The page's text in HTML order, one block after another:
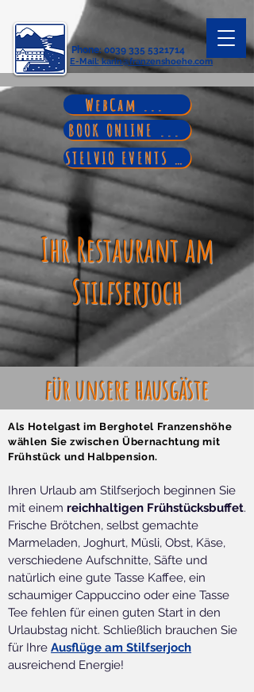
Phone:0039 335 5321714
E-Mail: karin@franzenshoehe.com
WebCam ...
BOOK ONLINE ...
STELVIO EVENTS ...
Ihr Restaurant am
Stilfserjoch
für unsere hausgäste
Als Hotelgastim Berghotel Franzenshöhe
wählen Sie zwischenÜbernachtung mit
Frühstück und Halbpension.
Ihren Urlaub am Stilfserjoch beginnen Sie
mit einem reichhaltigen Frühstücksbuffet.
Frische Brötchen, selbst gemachte
Marmeladen, Joghurt, Müsli, Obst, Käse,
verschiedene Aufschnitte, Säfte und
natürlich eine gute Tasse Kaffee, ein
schaumiger Cappuccino oder eine Tasse
Tee fehlen für einen guten Start in den
Urlaubstag nicht. Schließlich brauchen Sie
für Ihre Ausflüge am Stilfserjoch
ausreichend Energie!